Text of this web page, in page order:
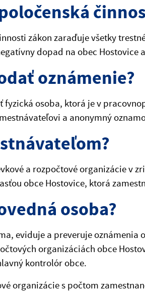
zákon zaraďuje všetky
dopad na obec
oznámenie?
fyzická osoba, ktorá je v
a anonymný
a rozpočtové organizácie v
obce Hostovice, ktorá
osoba?
eviduje a preveruje oznámenia
organizáciách obce
kontrolór obce.
organizácie s počtom